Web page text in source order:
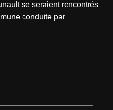
se seraient rencontrés
conduite par